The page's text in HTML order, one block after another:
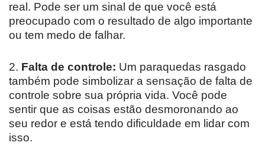
real. Pode ser um sinal de que você está
preocupado com o resultado de algo importante
ou tem medo de falhar.
2. Falta de controle: Um paraquedas rasgado
também pode simbolizar a sensação de falta de
controle sobre sua própria vida. Você pode
sentir que as coisas estão desmoronando ao
seu redor e está tendo dificuldade em lidar com
isso.